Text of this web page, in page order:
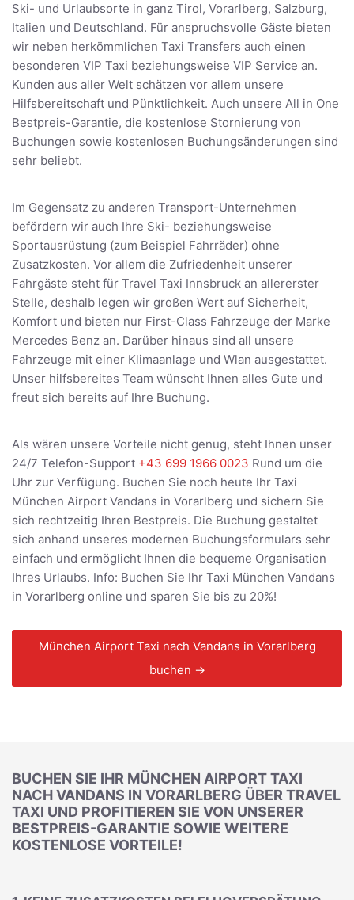
Ski- und Urlaubsorte in ganz Tirol, Vorarlberg, Salzburg,
Italien und Deutschland. Für anspruchsvolle Gäste bieten
wir neben herkömmlichen Taxi Transfers auch einen
besonderen VIP Taxi beziehungsweise VIP Service an.
Kunden aus aller Welt schätzen vor allem unsere
Hilfsbereitschaft und Pünktlichkeit. Auch unsere All in One
Bestpreis-Garantie, die kostenlose Stornierung von
Buchungen sowie kostenlosen Buchungsänderungen sind
sehr beliebt.
Im Gegensatz zu anderen Transport-Unternehmen
befördern wir auch Ihre Ski- beziehungsweise
Sportausrüstung (zum Beispiel Fahrräder) ohne
Zusatzkosten. Vor allem die Zufriedenheit unserer
Fahrgäste steht für Travel Taxi Innsbruck an allererster
Stelle, deshalb legen wir großen Wert auf Sicherheit,
Komfort und bieten nur First-Class Fahrzeuge der Marke
Mercedes Benz an. Darüber hinaus sind all unsere
Fahrzeuge mit einer Klimaanlage und Wlan ausgestattet.
Unser hilfsbereites Team wünscht Ihnen alles Gute und
freut sich bereits auf Ihre Buchung.
Als wären unsere Vorteile nicht genug, steht Ihnen unser
24/7 Telefon-Support +43 699 1966 0023 Rund um die
Uhr zur Verfügung. Buchen Sie noch heute Ihr Taxi
München Airport Vandans in Vorarlberg und sichern Sie
sich rechtzeitig Ihren Bestpreis. Die Buchung gestaltet
sich anhand unseres modernen Buchungsformulars sehr
einfach und ermöglicht Ihnen die bequeme Organisation
Ihres Urlaubs. Info: Buchen Sie Ihr Taxi München Vandans
in Vorarlberg online und sparen Sie bis zu 20%!
München Airport Taxi nach Vandans in Vorarlberg
buchen →
BUCHEN SIE IHR MÜNCHEN AIRPORT TAXI
NACH VANDANS IN VORARLBERG ÜBER TRAVEL
TAXI UND PROFITIEREN SIE VON UNSERER
BESTPREIS-GARANTIE SOWIE WEITERE
KOSTENLOSE VORTEILE!